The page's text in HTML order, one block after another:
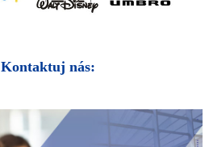
Kontaktuj nás: